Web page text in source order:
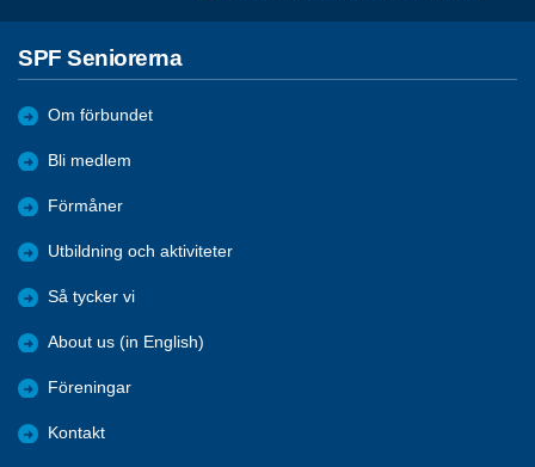
SPF Seniorerna
Om förbundet
Bli medlem
Förmåner
Utbildning och aktiviteter
Så tycker vi
About us (in English)
Föreningar
Kontakt